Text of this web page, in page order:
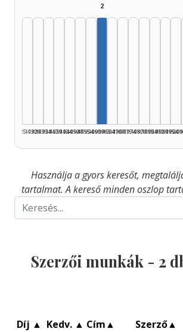
1925–1929
1930–1934
1935–1939
1940–1944
1945–1949
1950–1954
1955–1959
2
1960–1964
1965–1969
1970–1974
1975–1979
1980–1984
1985–1989
1990–1994
Használja a gyors keresőt,
tartalmat. A kereső minden oszlop
Szerzői munkák - 2
Díj ▲ Kedv. ▲ Cím▲ Szerző▲